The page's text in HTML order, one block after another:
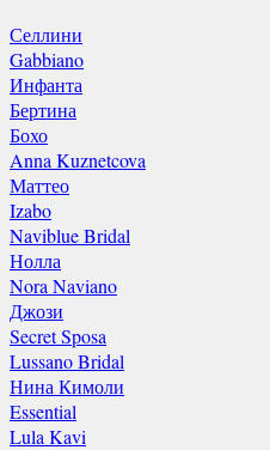
Селлини
Gabbiano
Инфанта
Бертина
Бохо
Anna Kuznetcova
Маттео
Izabo
Naviblue Bridal
Нолла
Nora Naviano
Джози
Secret Sposa
Lussano Bridal
Нина Кимоли
Essential
Lula Kavi